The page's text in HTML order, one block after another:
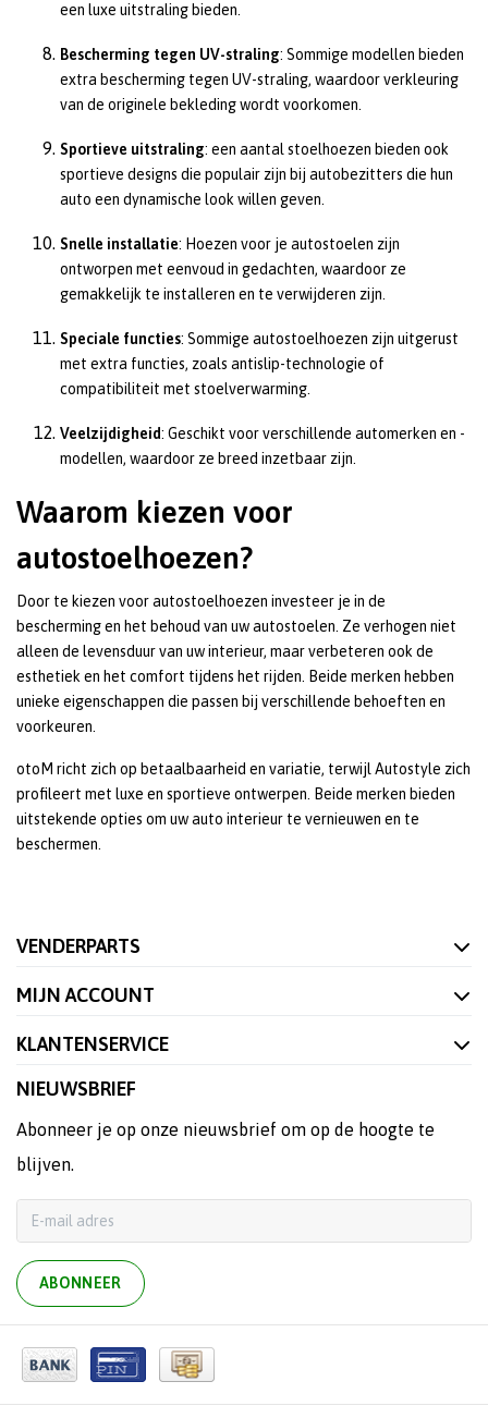
een luxe uitstraling bieden.
Bescherming tegen UV-straling: Sommige modellen bieden
extra bescherming tegen UV-straling, waardoor verkleuring
van de originele bekleding wordt voorkomen.
Sportieve uitstraling: een aantal stoelhoezen bieden ook
sportieve designs die populair zijn bij autobezitters die hun
auto een dynamische look willen geven.
Snelle installatie: Hoezen voor je autostoelen zijn
ontworpen met eenvoud in gedachten, waardoor ze
gemakkelijk te installeren en te verwijderen zijn.
Speciale functies: Sommige autostoelhoezen zijn uitgerust
met extra functies, zoals antislip-technologie of
compatibiliteit met stoelverwarming.
Veelzijdigheid: Geschikt voor verschillende automerken en -
modellen, waardoor ze breed inzetbaar zijn.
Waarom kiezen voor
autostoelhoezen?
Door te kiezen voor autostoelhoezen investeer je in de
bescherming en het behoud van uw autostoelen. Ze verhogen niet
alleen de levensduur van uw interieur, maar verbeteren ook de
esthetiek en het comfort tijdens het rijden. Beide merken hebben
unieke eigenschappen die passen bij verschillende behoeften en
voorkeuren.
otoM richt zich op betaalbaarheid en variatie, terwijl Autostyle zich
profileert met luxe en sportieve ontwerpen. Beide merken bieden
uitstekende opties om uw auto interieur te vernieuwen en te
beschermen.
VENDERPARTS
MIJN ACCOUNT
KLANTENSERVICE
NIEUWSBRIEF
Abonneer je op onze nieuwsbrief om op de hoogte te
blijven.
ABONNEER